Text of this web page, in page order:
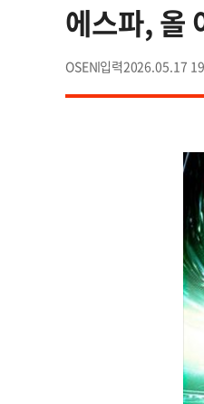
에스파, 올
OSEN 2026.05.17